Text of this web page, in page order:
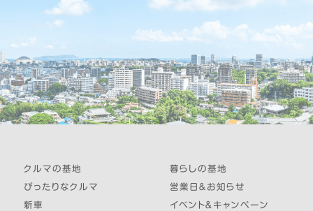
クルマの基地
ぴったりなクルマ
新車
暮らしの基地
営業日＆お知らせ
イベント＆キャンペーン